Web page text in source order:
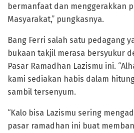
bermanfaat dan menggerakkan
Masyarakat,” pungkasnya.
Bang Ferri salah satu pedagang
bukaan takjil merasa bersyukur
Pasar Ramadhan Lazismu ini.
kami sediakan habis dalam
sambil tersenyum.
“Kalo bisa Lazismu sering
pasar ramadhan ini buat